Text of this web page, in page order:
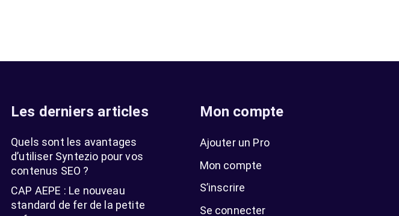
Les derniers articles
Quels sont les avantages
d’utiliser Syntezio pour vos
contenus SEO ?
CAP AEPE : Le nouveau
standard de fer de la petite
Mon compte
Ajouter un Pro
Mon compte
S’inscrire
Se connecter